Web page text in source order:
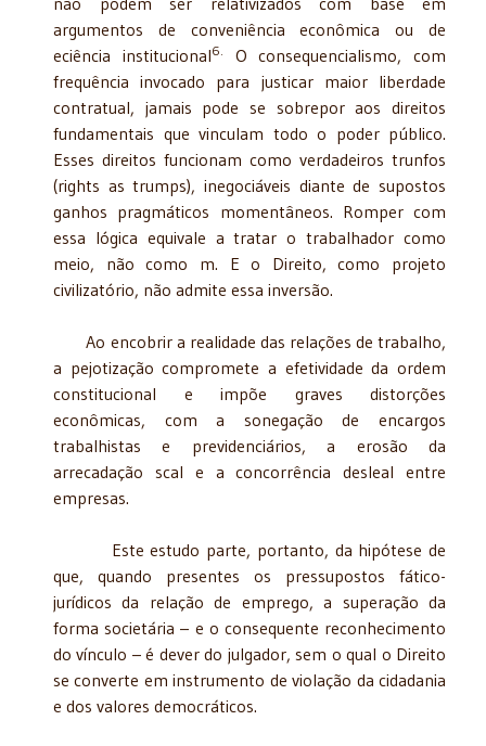
argumentos de conveniência econômica ou de
eciência institucional6.
O consequencialismo, com
frequência invocado para justicar maior liberdade
contratual, jamais pode se sobrepor aos direitos
fundamentais que vinculam todo o poder público.
Esses direitos funcionam como verdadeiros trunfos
(rights as trumps), inegociáveis diante de supostos
ganhos pragmáticos momentâneos. Romper com
essa lógica equivale a tratar o trabalhador como
meio, não como m. E o Direito, como projeto
civilizatório, não admite essa inversão.
Ao encobrir a realidade das relações de trabalho,
a pejotização compromete a efetividade da ordem
constitucional e impõe graves distorções
econômicas, com a sonegação de encargos
trabalhistas e previdenciários, a erosão da
arrecadação scal e a concorrência desleal entre
empresas.
Este estudo parte, portanto, da hipótese de
que, quando presentes os pressupostos fático-
jurídicos da relação de emprego, a superação da
forma societária – e o consequente reconhecimento
do vínculo – é dever do julgador, sem o qual o Direito
se converte em instrumento de violação da cidadania
e dos valores democráticos.